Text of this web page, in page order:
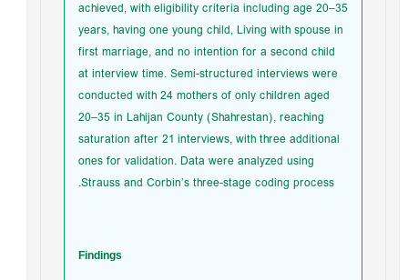
achieved, with eligibility criteria including age 20–35
years, having one young child, Living with spouse in
first marriage, and no intention for a second child
at interview time. Semi-structured interviews were
conducted with 24 mothers of only children aged
20–35 in Lahijan County (Shahrestan), reaching
saturation after 21 interviews, with three additional
ones for validation. Data were analyzed using
Strauss and Corbin’s three-stage coding process.
Findings